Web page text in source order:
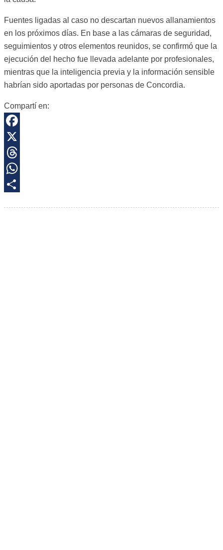
Fuentes ligadas al caso no descartan nuevos allanamientos
en los próximos días. En base a las cámaras de seguridad,
seguimientos y otros elementos reunidos, se confirmó que la
ejecución del hecho fue llevada adelante por profesionales,
mientras que la inteligencia previa y la información sensible
habrían sido aportadas por personas de Concordia.
Compartí en:
Facebook
X
Threads
WhatsApp